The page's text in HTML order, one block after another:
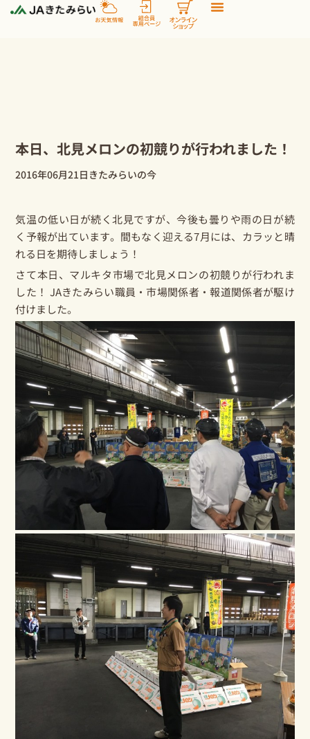
本日、北見メロンの初競りが行われました！
2016年06月21日 きたみらいの今
気温の低い日が続く北見ですが、今後も曇りや雨の日が続
く予報が出ています。間もなく迎える7月には、カラッと晴
れる日を期待しましょう！
さて本日、マルキタ市場で北見メロンの初競りが行われま
した！ JAきたみらい職員・市場関係者・報道関係者が駆け
付けました。